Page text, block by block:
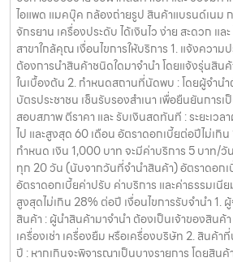
ไอแพด แมคบุ๊ค กล้องถ่ายรูป สินค้าแบรนด์เนม ก
จักรยาน เครื่องประดับ ได้เงินไว ง่าย สะดวก และ
สาขาใกล้คุณ เงื่อนไขการให้บริการ 1. แจ้งความ
ต้องการนำสินค้าชนิดใดมาจำนำ โดยแจ้งรุ่นสินค้
ในเบื้องต้น 2. กำหนดสถานที่นัดพบ : โดยผู้จำนำ
บัตรประชาชน เซ็นรับรองสำเนา เพื่อยืนยันการเ
สอบสภาพ ตีราคา และ รับเงินสดทันที : ระยะเว
ไป และสูงสุด 60 เดือน อัตราดอกเบี้ยต่อปีไม่เกิ
กำหนด เงิน 1,000 บาท จะมีค่าบริการ 5 บาท/วั
ทุก 20 วัน (นับจากวันที่จำนำสินค้า) อัตราดอกเ
อัตราดอกเบี้ยค่าปรับ ค่าบริการ และค่าธรรมเนี
สูงสุดไม่เกิน 28% ต่อปี เงื่อนไขการรับจำนำ 1.
สินค้า : ผู้นำสินค้ามาจำนำ ต้องเป็นเจ้าของสินค้า
เครื่องเช่า เครื่องยืม หรือเครื่องบริษัท 2. สินค้า
ปี : หากเกินจะพิจารณาเป็นบางรายการ โดยสิน